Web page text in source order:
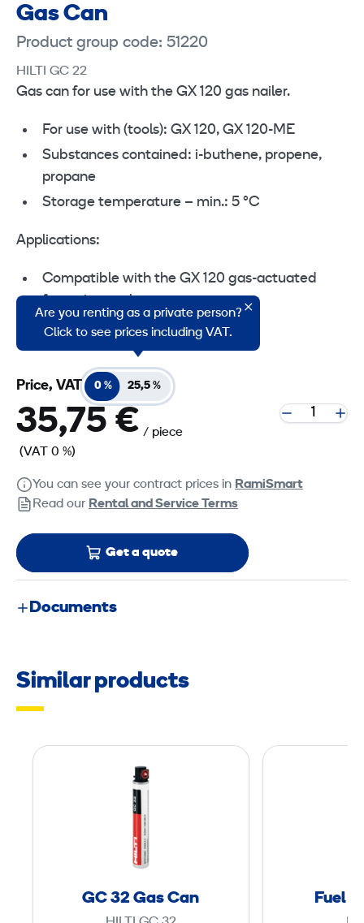
Gas Can
Product group code: 51220
HILTI GC 22
Gas can for use with the GX 120 gas nailer.
For use with (tools): GX 120, GX 120-ME
Substances contained: i-buthene, propene,
propane
Storage temperature – min.: 5 °C
Applications:
Compatible with the GX 120 gas-actuated
fastening tool
Fastening with the GX 120
Are you renting as a private person?
Click to see prices including VAT.
Price, VAT 0 % 25,5 %
35,75 € / piece
(VAT 0 %)
You can see your contract prices in RamiSmart
Read our Rental and Service Terms
Get a quote
Documents
Similar products
C
3
2
G
GC 32 Gas Can Fuel